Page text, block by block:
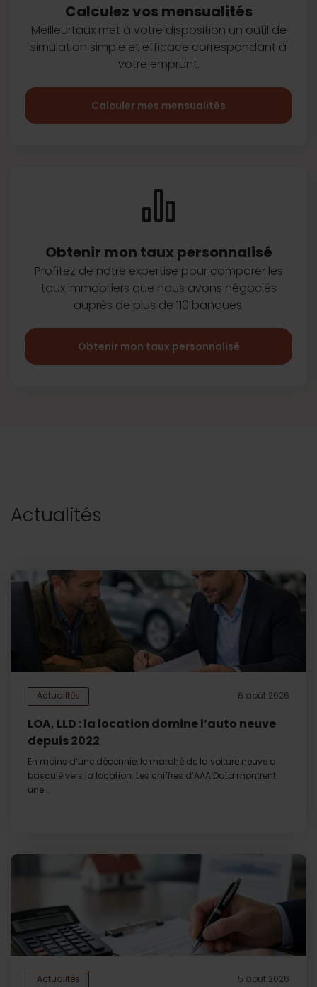
Calculez vos mensualités
Meilleurtaux met à votre disposition un outil de
simulation simple et efficace correspondant à
votre emprunt.
Calculer mes mensualités
Obtenir mon taux personnalisé
Profitez de notre expertise pour comparer les
taux immobiliers que nous avons négociés
auprès de plus de 110 banques.
Obtenir mon taux personnalisé
Actualités
Actualités 6 août 2026
LOA, LLD : la location domine l’auto neuve
depuis 2022
En moins d’une décennie, le marché de la voiture neuve a
basculé vers la location. Les chiffres d’AAA Data montrent
une...
Actualités 5 août 2026